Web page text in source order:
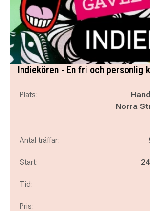
Indiekören - En fri och personlig
Plats:
Norra
Antal träffar:
Start:
Tid:
Pris: